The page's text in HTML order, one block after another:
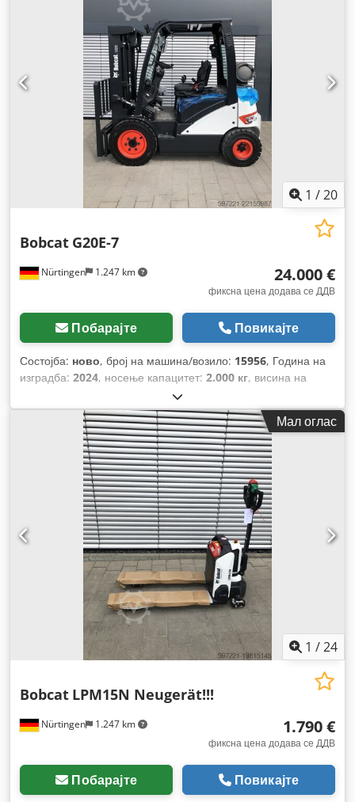
1 /20
Nürtingen 1.247 km
Bobcat G20E-7
24.000 €
фиксна цена додава се ДДВ
Побарајте Повикајте
Состојба: ново, број на машина/возило: 15956, Година на
изградба: 2024, носење капацитет: 2.000 кг, висина на
, слободно подигање:
центар на товарот:500 мм, тип на гориво:електричен, тип
триплекс, градежна височина:2.200 мм,
должина на вилушките:1.200 мм,
Мал оглас
1 /24
Nürtingen 1.247 km
Bobcat LPM15N Neugerät!!!
1.790 €
фиксна цена додава се ДДВ
Побарајте Повикајте